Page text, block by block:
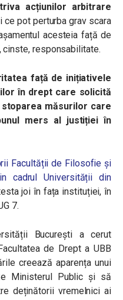
acțiunilor arbitrare
ce pot perturba grav scara
acesteia față de
cinste, responsabilitate.
față de inițiativele
în drept care solicită
stoparea măsurilor care
mers al justiției în
Facultății de Filosofie și
cadrul Universității din
joi în fața instituției, în
7.
București a cerut
de Drept a UBB
creează aparența unui
Ministerul Public și să
deținătorii vremelnici ai